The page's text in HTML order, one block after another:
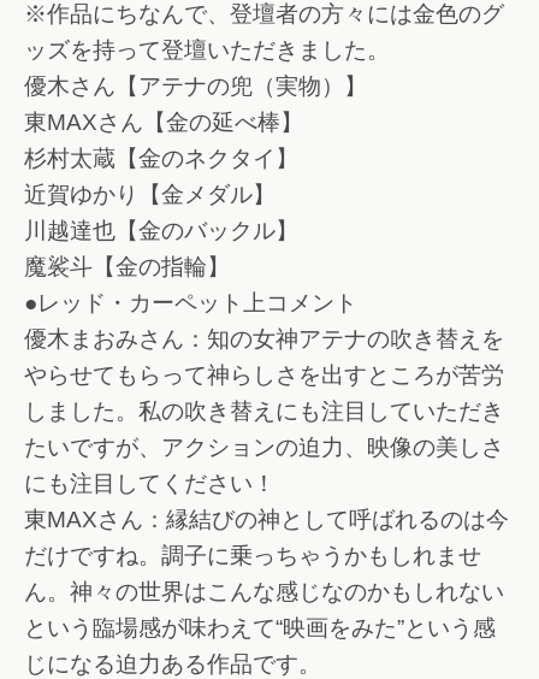
※作品にちなんで、登壇者の方々には金色のグ
ッズを持って登壇いただきました。
優木さん【アテナの兜（実物）】
東MAXさん【金の延べ棒】
杉村太蔵【金のネクタイ】
近賀ゆかり【金メダル】
川越達也【金のバックル】
魔裟斗【金の指輪】
●レッド・カーペット上コメント
優木まおみさん：知の女神アテナの吹き替えを
やらせてもらって神らしさを出すところが苦労
しました。私の吹き替えにも注目していただき
たいですが、アクションの迫力、映像の美しさ
にも注目してください！
東MAXさん：縁結びの神として呼ばれるのは今
だけですね。調子に乗っちゃうかもしれませ
ん。神々の世界はこんな感じなのかもしれない
という臨場感が味わえて“映画をみた”という感
じになる迫力ある作品です。